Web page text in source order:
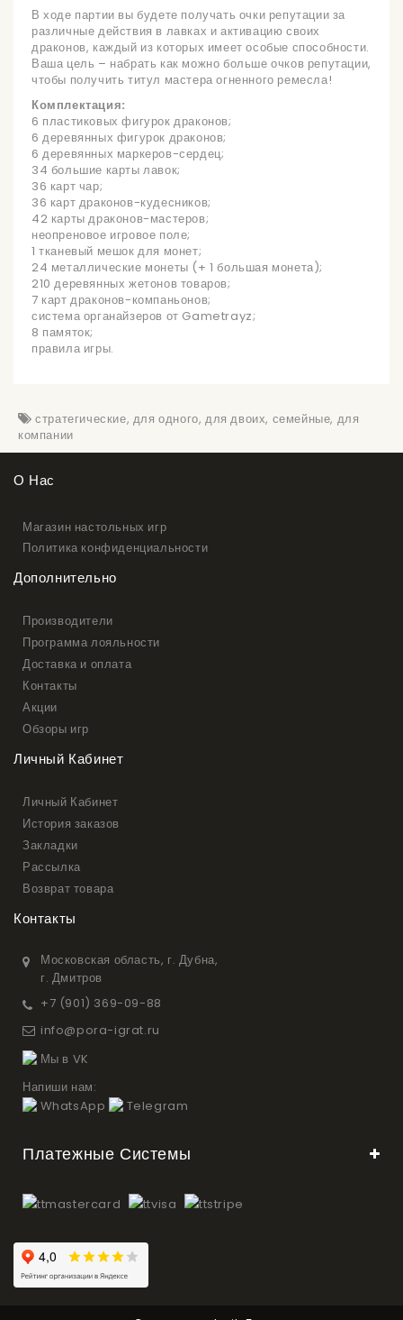
В ходе партии вы будете получать очки репутации за
различные действия в лавках и активацию своих
драконов, каждый из которых имеет особые способности.
Ваша цель – набрать как можно больше очков репутации,
чтобы получить титул мастера огненного ремесла!
Комплектация:
6 пластиковых фигурок драконов;
6 деревянных фигурок драконов;
6 деревянных маркеров-сердец;
34 большие карты лавок;
36 карт чар;
36 карт драконов-кудесников;
42 карты драконов-мастеров;
неопреновое игровое поле;
1 тканевый мешок для монет;
24 металлические монеты (+ 1 большая монета);
210 деревянных жетонов товаров;
7 карт драконов-компаньонов;
система органайзеров от Gametrayz;
8 памяток;
правила игры.
стратегические, для одного,для двоих, семейные, для
компании
О Нас
Магазин настольных игр
Политика конфиденциальности
Дополнительно
Производители
Программа лояльности
Доставка и оплата
Контакты
Акции
Обзоры игр
Личный Кабинет
Личный Кабинет
История заказов
Закладки
Рассылка
Возврат товара
Контакты
Московская область, г. Дубна,
г. Дмитров
+7 (901) 369-09-88
info@pora-igrat.ru
Мы в VK
Напиши нам:
WhatsApp
Telegram
Платежные Системы